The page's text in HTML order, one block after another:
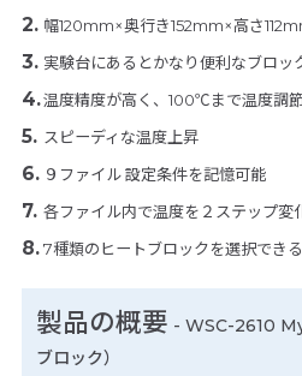
幅120mm×奥行き152mm×高さ
実験台にあるとかなり便利なブロッ
温度精度が高く、100℃まで温度調
スピーディな温度上昇
９ファイル 設定条件を記憶可能
各ファイル内で温度を２ステップ変
7種類のヒートブロックを選択できる
製品の概要 - WSC-2610
ブロック）